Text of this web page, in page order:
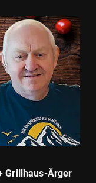
Grillhaus-Ärger